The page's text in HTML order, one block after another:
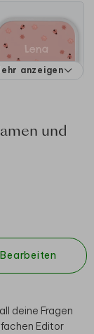
anzeigen
und
Bearbeiten
deine Fragen
Editor